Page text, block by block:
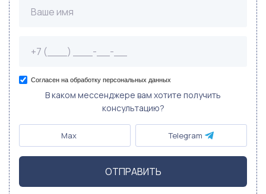
Согласен на обработку персональных данных
В каком мессенджере вам хотите получить
консультацию?
Max Telegram
ОТПРАВИТЬ